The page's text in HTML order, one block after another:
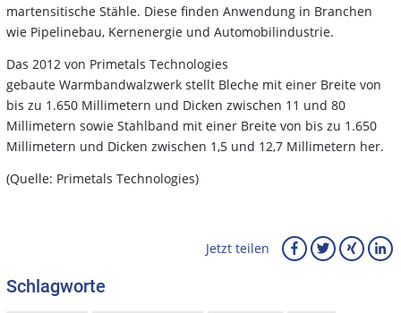
martensitische Stähle. Diese finden Anwendung in Branchen
wie Pipelinebau, Kernenergie und Automobilindustrie.
Das 2012 von Primetals Technologies
gebaute Warmbandwalzwerk stellt Bleche mit einer Breite von
bis zu 1.650 Millimetern und Dicken zwischen 11 und 80
Millimetern sowie Stahlband mit einer Breite von bis zu 1.650
Millimetern und Dicken zwischen 1,5 und 12,7 Millimetern her.
(Quelle: Primetals Technologies)
Jetzt teilen
Schlagworte